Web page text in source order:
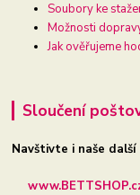
Soubory ke
Možnosti
Jak ověřujeme
Sloučení
Navštivte i naše další